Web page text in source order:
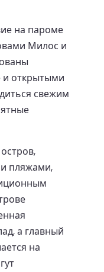
на пароме
Милос и
и открытыми
свежим
пляжами,
а главный
на